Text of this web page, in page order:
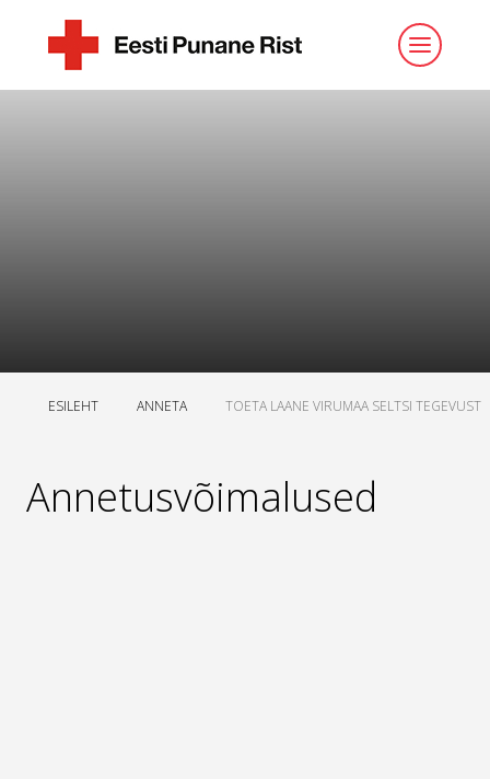
ESILEHT ANNETA TOETA LAANE VIRUMAA SELTSI TEGEVUST
Annetusvõimalused